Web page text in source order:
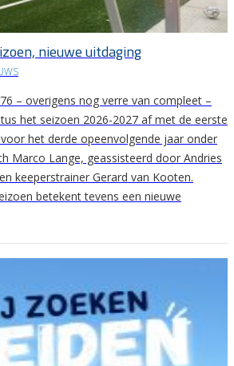
nieuwe uitdaging
– overigens nog verre van compleet –
het seizoen 2026-2027 af met de eerste
het derde opeenvolgende jaar onder
Marco Lange, geassisteerd door Andries
keeperstrainer Gerard van Kooten.
betekent tevens een nieuwe